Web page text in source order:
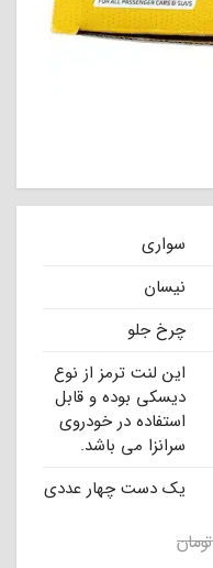
سواری
نیسان
چرخ جلو
این لنت ترمز از نوع
دیسکی بوده و قابل
استفاده در خودروی
سرانزا می باشد.
یک دست چهار عددی
تومان